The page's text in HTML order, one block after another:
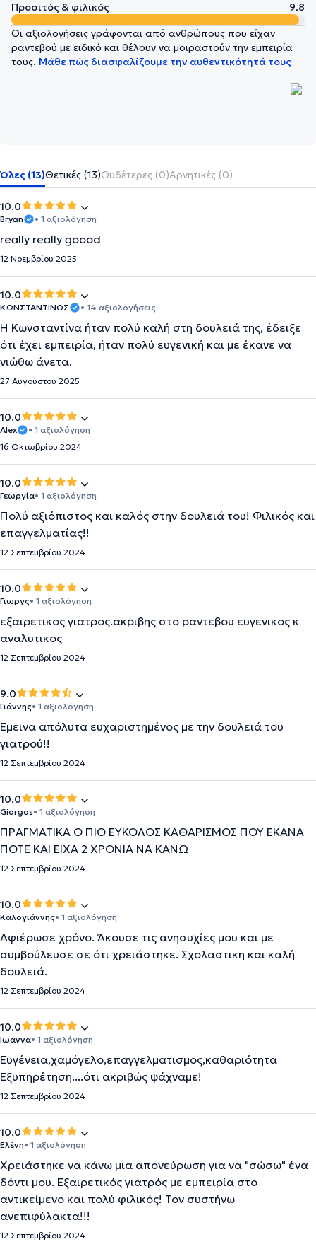
Προσιτός & φιλικός
9.8
Οι αξιολογήσεις γράφονται από ανθρώπους που είχαν
ραντεβού με ειδικό και θέλουν να μοιραστούν την εμπειρία
τους. Μάθε πώς διασφαλίζουμε την αυθεντικότητά τους
Όλες (13)Θετικές (13)Ουδέτερες (0)Αρνητικές (0)
10.0
Bryan • 1 αξιολόγηση
really really goood
12 Νοεμβρίου 2025
10.0
ΚΩΝΣΤΑΝΤΙΝΟΣ • 14 αξιολογήσεις
Η Κωνσταντίνα ήταν πολύ καλή στη δουλειά της, έδειξε
ότι έχει εμπειρία, ήταν πολύ ευγενική και με έκανε να
νιώθω άνετα.
27 Αυγούστου 2025
10.0
Alex
• 1 αξιολόγηση
16 Οκτωβρίου 2024
10.0
Γεωργία• 1 αξιολόγηση
Πολύ αξιόπιστος και καλός στην δουλειά του! Φιλικός και
επαγγελματίας!!
12 Σεπτεμβρίου 2024
10.0
Γιωργς• 1 αξιολόγηση
εξαιρετικος γιατρος.ακριβης στο ραντεβου ευγενικος κ
αναλυτικος
12 Σεπτεμβρίου 2024
9.0
Γιάννης• 1 αξιολόγηση
Έμεινα απόλυτα ευχαριστημένος με την δουλειά του
γιατρού!!
12 Σεπτεμβρίου 2024
10.0
Giorgos• 1 αξιολόγηση
ΠΡΑΓΜΑΤΙΚΑ Ο ΠΙΟ ΕΥΚΟΛΟΣ ΚΑΘΑΡΙΣΜΟΣ ΠΟΥ ΕΚΑΝΑ
ΠΟΤΕ ΚΑΙ ΕΙΧΑ 2 ΧΡΟΝΙΑ ΝΑ ΚΑΝΩ
12 Σεπτεμβρίου 2024
10.0
Καλογιάννης• 1 αξιολόγηση
Αφιέρωσε χρόνο. Άκουσε τις ανησυχίες μου και με
συμβούλευσε σε ότι χρειάστηκε. Σχολαστικη και καλή
δουλειά.
12 Σεπτεμβρίου 2024
10.0
Ιωαννα• 1 αξιολόγηση
Ευγένεια,χαμόγελο,επαγγελματισμος,καθαριότητα
Εξυπηρέτηση....ότι ακριβώς ψάχναμε!
12 Σεπτεμβρίου 2024
10.0
Ελένη• 1 αξιολόγηση
Χρειάστηκε να κάνω μια απονεύρωση για να "σώσω" ένα
δόντι μου. Εξαιρετικός γιατρός με εμπειρία στο
αντικείμενο και πολύ φιλικός! Τον συστήνω
ανεπιφύλακτα!!!
12 Σεπτεμβρίου 2024